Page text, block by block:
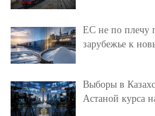
ЕС не по плечу
зарубежье к
Выборы в
Астаной курса